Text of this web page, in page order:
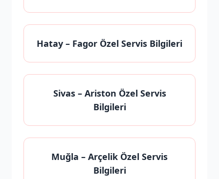
Hatay – Fagor Özel Servis Bilgileri
Sivas– Ariston Özel Servis
Bilgileri
Muğla – Arçelik Özel Servis
Bilgileri